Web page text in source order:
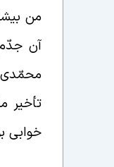
من
آن
تأخیر
خوابی